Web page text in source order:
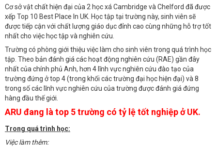
Cơ sở vật chất hiện đại của 2 học xá Cambridge và Chelford đã được
xếp Top 10 Best Place In UK. Học tập tại trường này, sinh viên sẽ
được tiếp cận với chất lượng giáo dục đỉnh cao cùng những hỗ trợ tốt
nhất cho việc học tập và nghiên cứu.
Trường có phòng giới thiệu việc làm cho sinh viên trong quá trình học
tập. Theo bản đánh giá các hoạt động nghiên cứu (RAE) gần đây
nhất của chính phủ Anh, hơn 4 lĩnh vực nghiên cứu đào tạo của
trường đứng ở top 4 (trong khối các trường đại học hiện đại) và 8
trong số các lĩnh vực nghiên cứu của trường được đánh giá đứng
hàng đầu thế giới.
ARU đang là top 5 trường có tỷ lệ tốt nghiệp ở UK.
Trong quá trình học:
Việc làm thêm: